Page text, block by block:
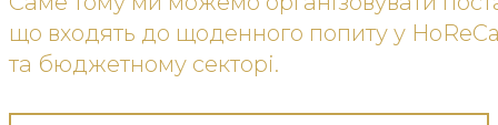
що входять до щоденного попиту у HoReCa,
та бюджетному секторі.